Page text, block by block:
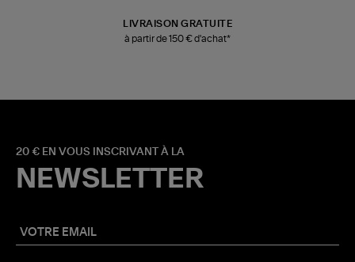
LIVRAISON GRATUITE
à partir de 150 € d'achat*
20 € EN VOUS INSCRIVANT À LA
NEWSLETTER